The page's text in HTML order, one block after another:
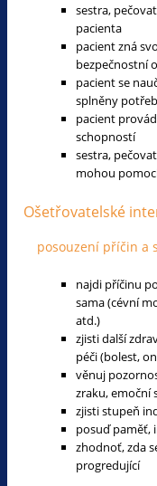
sestra,
pacienta
pacient zná
bezpečnostní
pacient se
splněny
pacient
schopností
sestra,
mohou
Ošetřovatelské
posouzení příčin a
najdi příčinu
sama (cévní
atd.)
zjisti další
péči (bolest,
věnuj
zraku, emoční
zjisti stupeň
posuď paměť,
zhodnoť, zda
progredující